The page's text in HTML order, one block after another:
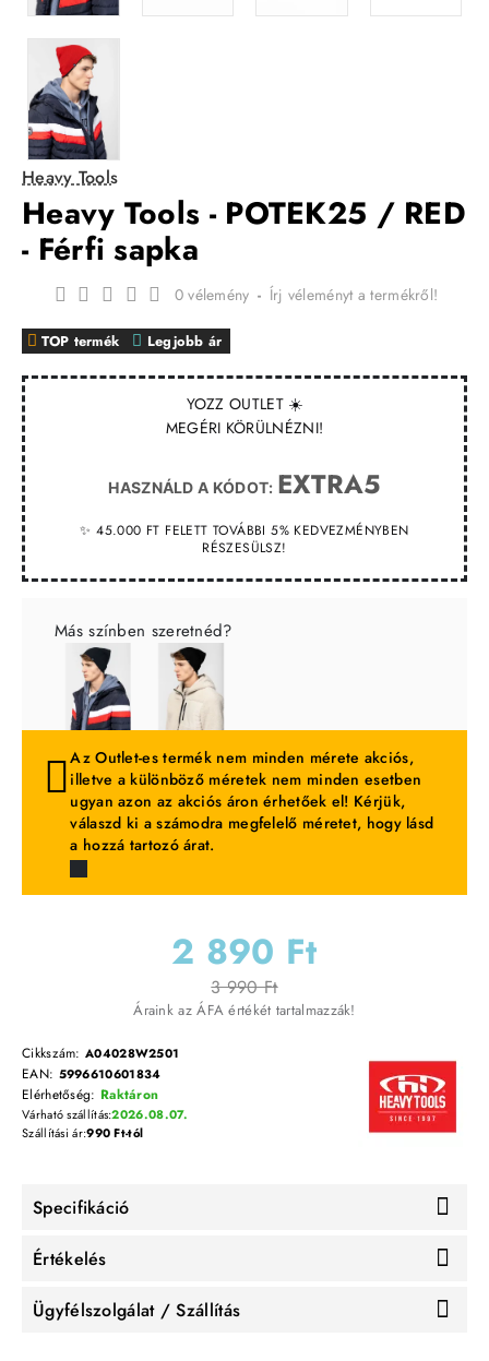
Heavy Tools
Heavy Tools - POTEK25 / RED
- Férfi sapka
YOZZ OUTLET ☀️
MEGÉRI KÖRÜLNÉZNI!
HASZNÁLD A KÓDOT: EXTRA5
✨ 45.000 FT FELETT TOVÁBBI 5% KEDVEZMÉNYBEN
RÉSZESÜLSZ!
TOP termék Legjobb ár
0 vélemény - Írj véleményt a termékről!
2 890 Ft
3 990 Ft
Áraink az ÁFA értékét tartalmazzák!
Cikkszám: A04028W2501
EAN: 5996610601834
Elérhetőség: Raktáron
Várható szállítás:2026.08.07.
Szállítási ár:990 Ft-tól
Más színben szeretnéd?
Az Outlet-es termék nem minden mérete akciós,
illetve a különböző méretek nem minden esetben
ugyan azon az akciós áron érhetőek el! Kérjük,
válaszd ki a számodra megfelelő méretet, hogy lásd
a hozzá tartozó árat.
Specifikáció
Értékelés
Ügyfélszolgálat / Szállítás